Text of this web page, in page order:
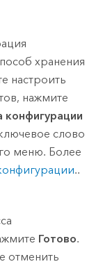
хранения
настроить
нажмите
конфигурации
слово
меню. Более
..
Готово.
отменить